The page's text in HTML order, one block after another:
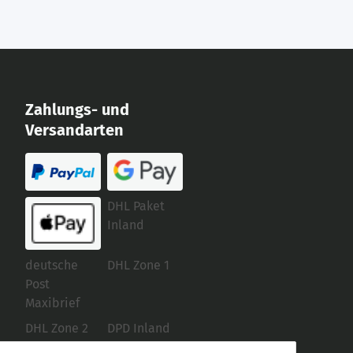
Zahlungs- und
Versandarten
DHL Paket
Inland
deutsche
Post
Maxibrief
DHL Zone 1
DHL Zone 2
DPD Inland